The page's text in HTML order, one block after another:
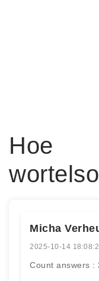
Hoe
Micha
2025-10-14
Count answers :